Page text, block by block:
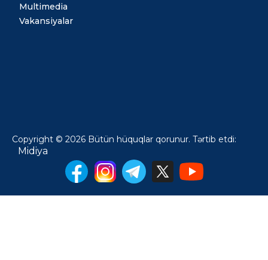
Multimedia
Vakansiyalar
Copyright © 2026 Bütün hüquqlar qorunur. Tərtib etdi:
Midiya